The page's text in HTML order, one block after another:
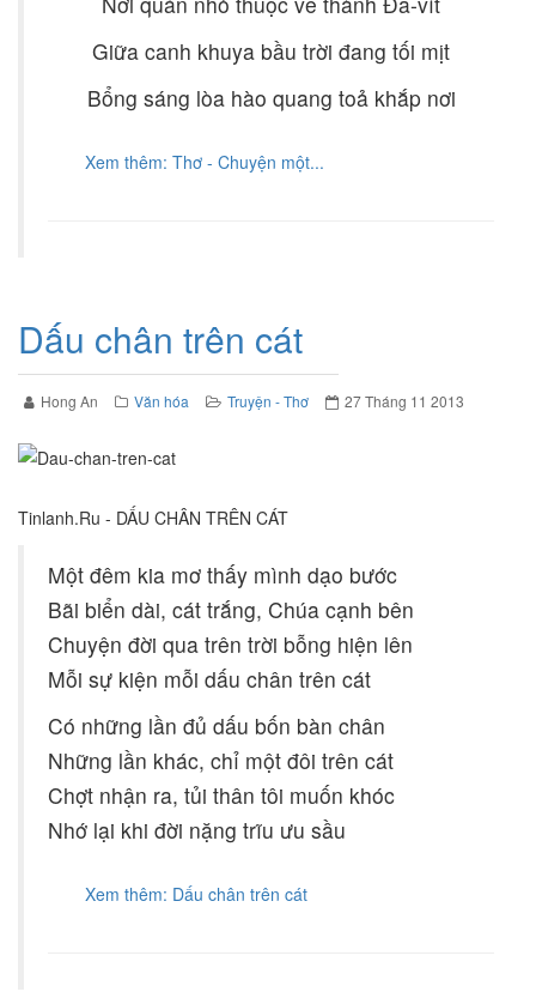
Giữa canh khuya bầu trời đang tối mịt
Bổng sáng lòa hào quang toả khắp nơi
Xem thêm: Thơ - Chuyện một...
Dấu chân trên cát
Hong An Văn hóa Truyện - Thơ 27 Tháng 11 2013
Tinlanh.Ru - DẤU CHÂN TRÊN CÁT
Một đêm kia mơ thấy mình dạo bước
Bãi biển dài, cát trắng, Chúa cạnh bên
Chuyện đời qua trên trời bỗng hiện lên
Mỗi sự kiện mỗi dấu chân trên cát
Có những lần đủ dấu bốn bàn chân
Những lần khác, chỉ một đôi trên cát
Chợt nhận ra, tủi thân tôi muốn khóc
Nhớ lại khi đời nặng trĩu ưu sầu
Xem thêm: Dấu chân trên cát